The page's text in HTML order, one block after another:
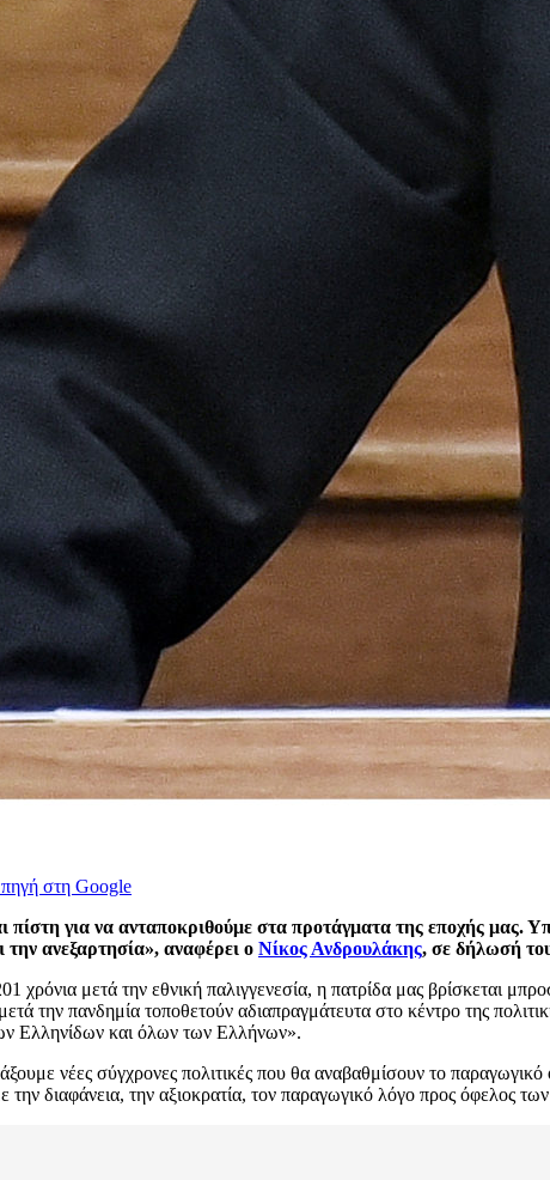
στη Google
πίστη για να ανταποκριθούμε στα προτάγματα της εποχής
ανεξαρτησία», αναφέρει ο Νίκος Ανδρουλάκης, σε δήλωσή
μετά την εθνική παλιγγενεσία, η πατρίδα μας βρίσκεται
την πανδημία τοποθετούν αδιαπραγμάτευτα στο κέντρο της
Ελληνίδων και όλων των Ελλήνων».
νέες σύγχρονες πολιτικές που θα αναβαθμίσουν το
την διαφάνεια, την αξιοκρατία, τον παραγωγικό λόγο προς όφελος